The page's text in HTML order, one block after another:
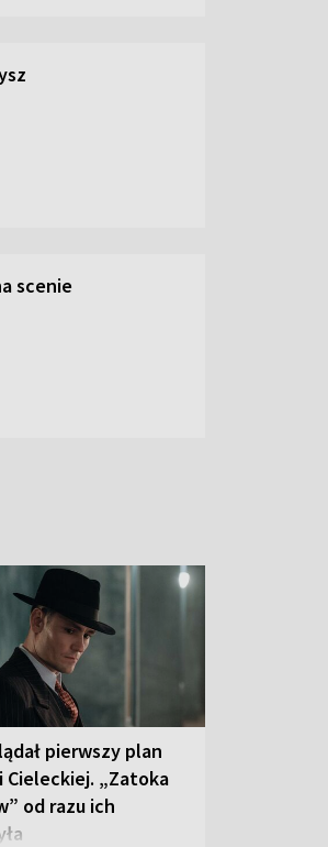
scenie
pierwszy plan
Cieleckiej. „Zatoka
od razu ich